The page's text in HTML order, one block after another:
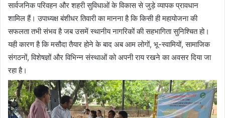
सार्वजनिक परिवहन और शहरी सुविधाओं के विकास से जुड़े व्यापक प्रावधान
शामिल हैं। उपाध्यक्ष बंशीधर तिवारी का मानना है कि किसी ही महायोजना की
सफलता तभी संभव है जब उसमें स्थानीय नागरिकों की सहभागिता सुनिश्चित हो।
यही कारण है कि मसौदा तैयार होने के बाद अब आम लोगों, भू-स्वामियों, सामाजिक
संगठनों, विशेषज्ञों और विभिन्न संस्थाओं को अपनी राय रखने का अवसर दिया जा
रहा है।